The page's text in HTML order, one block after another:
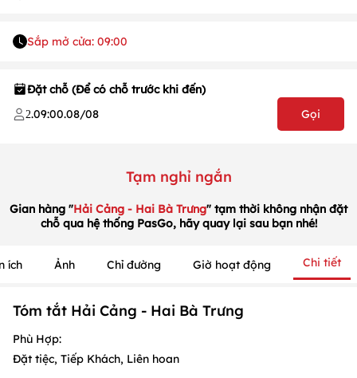
Sắp mở cửa: 09:00
Đặt chỗ (Để có chỗ trước khi đến)
2.09:00.08/08 Gọi
Tạm nghỉ ngắn
Gian hàng "Hải Cảng - Hai Bà Trưng" tạm thời không nhận đặt
chỗ qua hệ thống PasGo, hãy quay lại sau bạn nhé!
ích Ảnh Chỉ đường Giờ hoạt động Chi tiết
Tóm tắt Hải Cảng - Hai Bà Trưng
Phù Hợp:
Đặt tiệc, Tiếp Khách, Liên hoan